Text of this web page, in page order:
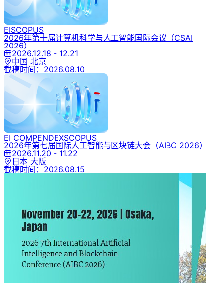
EISCOPUS
2026年第十届计算机科学与人工智能国际会议 （CSAI
2026）
2026.12.18 - 12.21
中国 北京
截稿时间： 2026.08.10
EI COMPENDEXSCOPUS
2026年第七届国际人工智能与区块链大会 （AIBC 2026）
2026.11.20 - 11.22
日本 大阪
截稿时间： 2026.08.15